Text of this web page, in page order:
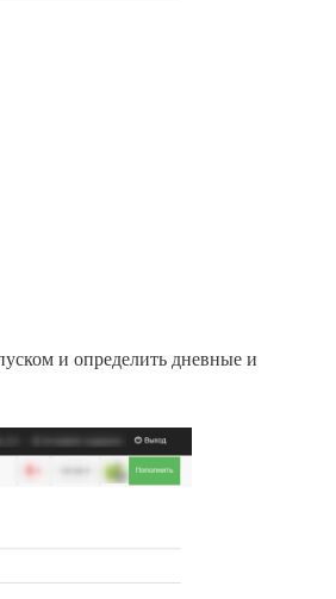
и определить дневные и